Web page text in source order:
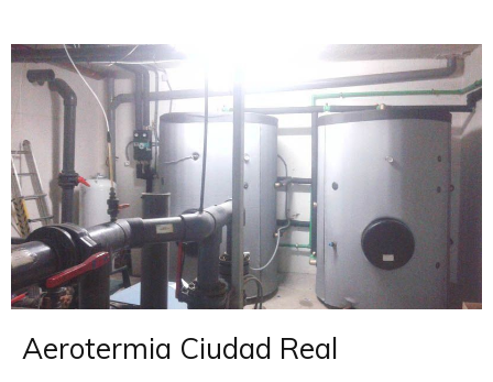
Aerotermia Ciudad Real